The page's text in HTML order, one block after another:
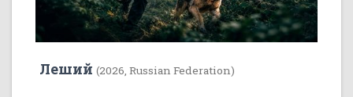
Леший (2026, Russian Federation)